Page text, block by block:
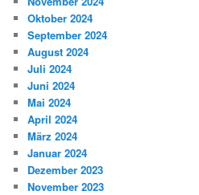
Oktober 2024
September 2024
August 2024
Juli 2024
Juni 2024
Mai 2024
April 2024
März 2024
Januar 2024
Dezember 2023
November 2023